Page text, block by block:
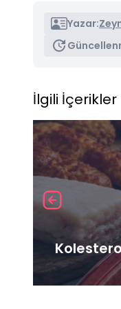
Yazar:
İlgili İçerikler